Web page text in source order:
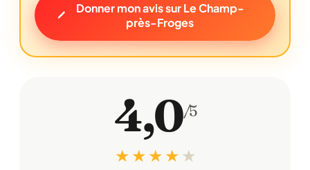
Donner mon avis sur Le Champ-
près-Froges
4,0/5
★ ★ ★ ★ ★